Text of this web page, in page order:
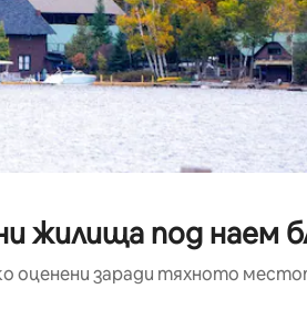
жилища под наем
оценени заради тяхното